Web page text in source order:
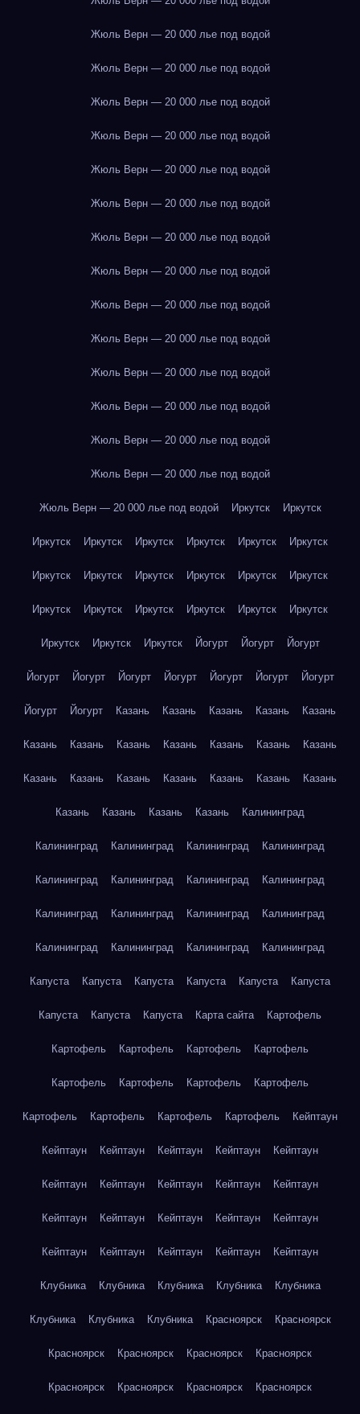
Жюль Верн — 20 000 лье под водой
Жюль Верн — 20 000 лье под водой
Жюль Верн — 20 000 лье под водой
Жюль Верн — 20 000 лье под водой
Жюль Верн — 20 000 лье под водой
Жюль Верн — 20 000 лье под водой
Жюль Верн — 20 000 лье под водой
Жюль Верн — 20 000 лье под водой
Жюль Верн — 20 000 лье под водой
Жюль Верн — 20 000 лье под водой
Жюль Верн — 20 000 лье под водой
Жюль Верн — 20 000 лье под водой
Жюль Верн — 20 000 лье под водой
Жюль Верн — 20 000 лье под водой
Жюль Верн — 20 000 лье под водой Иркутск Иркутск
Иркутск Иркутск Иркутск Иркутск Иркутск Иркутск
Иркутск Иркутск Иркутск Иркутск Иркутск Иркутск
Иркутск Иркутск Иркутск Иркутск Иркутск Иркутск
Иркутск Иркутск Иркутск Йогурт Йогурт Йогурт
Йогурт Йогурт Йогурт Йогурт Йогурт Йогурт Йогурт
Йогурт Йогурт Казань Казань Казань Казань Казань
Казань Казань Казань Казань Казань Казань Казань
Казань Казань Казань Казань Казань Казань Казань
Казань Казань Казань Казань Калининград
Калининград Калининград Калининград Калининград
Калининград Калининград Калининград Калининград
Калининград Калининград Калининград Калининград
Калининград Калининград Калининград Калининград
Капуста Капуста Капуста Капуста Капуста Капуста
Капуста Капуста Капуста Карта сайта Картофель
Картофель Картофель Картофель Картофель
Картофель Картофель Картофель Картофель
Картофель Картофель Картофель Картофель Кейптаун
Кейптаун Кейптаун Кейптаун Кейптаун Кейптаун
Кейптаун Кейптаун Кейптаун Кейптаун Кейптаун
Кейптаун Кейптаун Кейптаун Кейптаун Кейптаун
Кейптаун Кейптаун Кейптаун Кейптаун Кейптаун
Клубника Клубника Клубника Клубника Клубника
Клубника Клубника Клубника Красноярск Красноярск
Красноярск Красноярск Красноярск Красноярск
Красноярск Красноярск Красноярск Красноярск